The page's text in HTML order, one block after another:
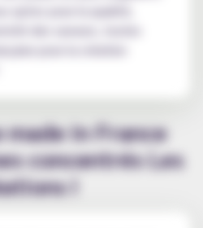
optez pour la qualité,
in France
concentrés Les
!